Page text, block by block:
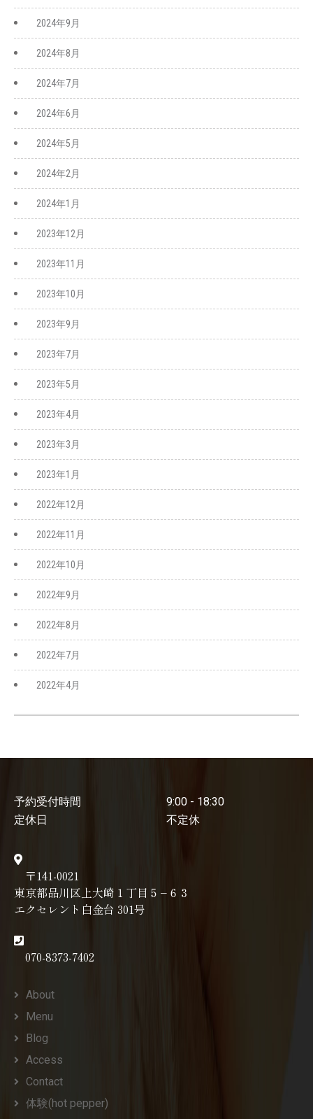
2024年9月
2024年8月
2024年7月
2024年6月
2024年5月
2024年2月
2024年1月
2023年12月
2023年11月
2023年10月
2023年9月
2023年7月
2023年5月
2023年4月
2023年3月
2023年1月
2022年12月
2022年11月
2022年10月
2022年9月
2022年8月
2022年7月
2022年4月
予約受付時間
9:00 - 18:30
定休日
不定休
〒141-0021
東京都品川区上大崎１丁目５−６３
エクセレント白金台 301号
070-8373-7402
About
Menu
Blog
Access
Contact
体験(hot pepper)